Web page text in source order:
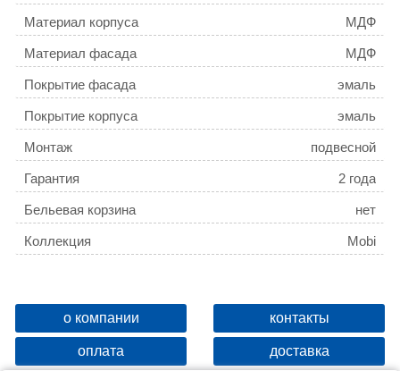
Материал корпуса МДФ
Материал фасада МДФ
Покрытие фасада эмаль
Покрытие корпуса эмаль
Монтаж подвесной
Гарантия 2 года
Бельевая корзина нет
Коллекция Mobi
о компании контакты
оплата доставка